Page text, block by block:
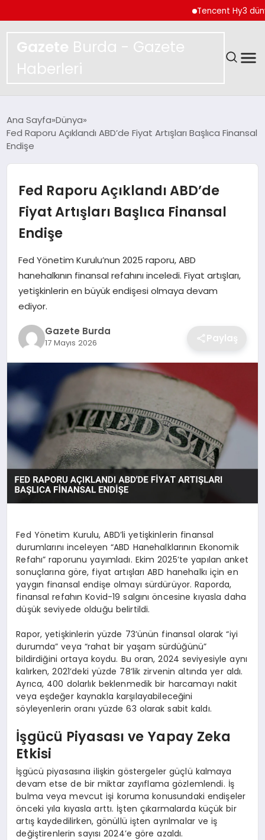
Tencent Hy3 dünya
Gazete Burda - Gazete
Haberleri
SPOR
EKONOMI
TEKNOLOJI
SAĞLIK
EĞITIM
SIYASET
Ana Sayfa Dünya
Fed Raporu Açıklandı ABD’de Fiyat Artışları Başlıca Finansal
Endişe
Fed Raporu Açıklandı ABD’de
Fiyat Artışları Başlıca Finansal
Endişe
Fed Yönetim Kurulu’nun 2025 raporu, ABD
hanehalkının finansal refahını inceledi. Fiyat artışları,
yetişkinlerin en büyük endişesi olmaya devam
ediyor.
Gazete Burda
17 Mayıs 2026 Paylaş
Fed Yönetim Kurulu, ABD’li yetişkinlerin finansal
durumlarını inceleyen “ABD Hanehalklarının Ekonomik
Refahı” raporunu yayımladı. Ekim 2025’te yapılan anket
sonuçlarına göre, fiyat artışları ABD hanehalkı için en
yaygın finansal endişe olmayı sürdürüyor. Raporda,
finansal refahın Kovid-19 salgını öncesine kıyasla daha
düşük seviyede olduğu belirtildi.
Rapor, yetişkinlerin yüzde 73’ünün finansal olarak “iyi
durumda” veya “rahat bir yaşam sürdüğünü”
bildirdiğini ortaya koydu. Bu oran, 2024 seviyesiyle aynı
kalırken, 2021’deki yüzde 78’lik zirvenin altında yer aldı.
Ayrıca, 400 dolarlık beklenmedik bir harcamayı nakit
veya eşdeğer kaynakla karşılayabileceğini
söyleyenlerin oranı yüzde 63 olarak sabit kaldı.
İşgücü Piyasası ve Yapay Zeka
Etkisi
İşgücü piyasasına ilişkin göstergeler güçlü kalmaya
devam etse de bir miktar zayıflama gözlemlendi. İş
bulma veya mevcut işi koruma konusundaki endişeler
önceki yıla kıyasla arttı. İşten çıkarmalarda küçük bir
artış kaydedilirken, gönüllü işten ayrılmalar ve iş
değiştirenlerin sayısı 2024’e göre azaldı.